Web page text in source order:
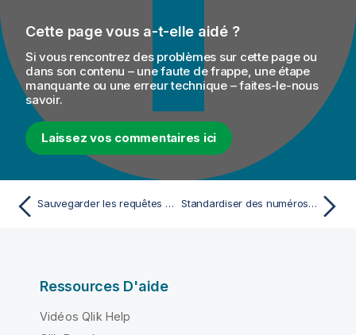
Cette page vous a-t-elle aidé ?
Si vous rencontrez des problèmes sur cette page ou
dans son contenu – une faute de frappe, une étape
manquante ou une erreur technique – faites-le-nous
savoir.
Laissez vos commentaires ici
Sauvegarder les requêtes exécutées sur les indicateurs Standardiser des numéros de téléphone
Ressources D'aide
Vidéos Qlik Help